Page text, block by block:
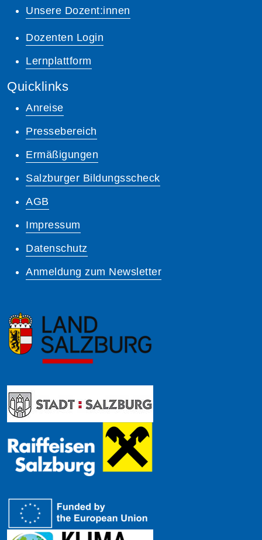
Unsere Dozent:innen
Dozenten Login
Lernplattform
Quicklinks
Anreise
Pressebereich
Ermäßigungen
Salzburger Bildungsscheck
AGB
Impressum
Datenschutz
Anmeldung zum Newsletter